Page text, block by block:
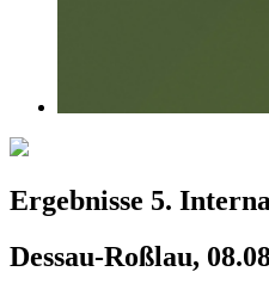
Ergebnisse 5.
Dessau-Roßlau,